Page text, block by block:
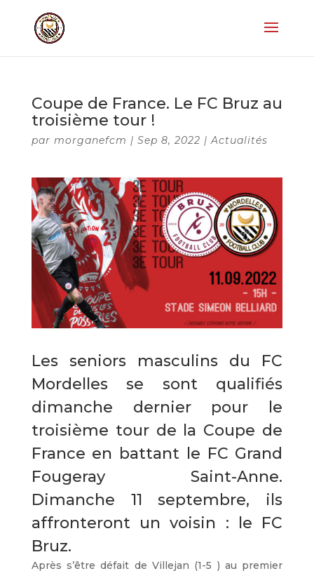
Coupe de France. Le FC Bruz au
troisième tour !
par morganefcm | Sep 8, 2022 |Actualités
Les seniors masculins du FC
Mordelles se sont qualifiés
dimanche dernier pour le
troisième tour de la Coupe de
France en battant le FC Grand
Fougeray Saint-Anne.
Dimanche 11 septembre, ils
affronteront un voisin : le FC
Bruz.
Après s’être défait de Villejan (1-5 ) au premier